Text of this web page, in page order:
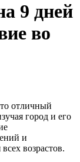
9 дней
во
отличный
город и его
и
возрастов.